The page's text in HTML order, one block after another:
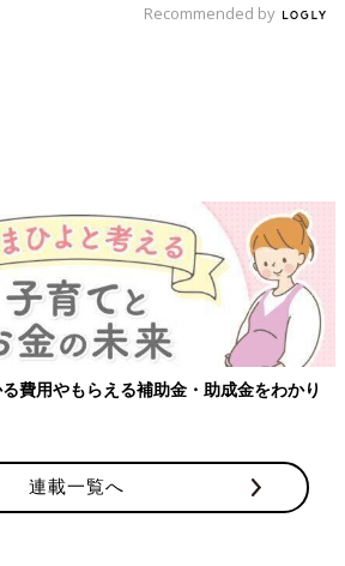
Recommended by
助金・助成金をわかり 【ワクチン接種
連載一覧へ